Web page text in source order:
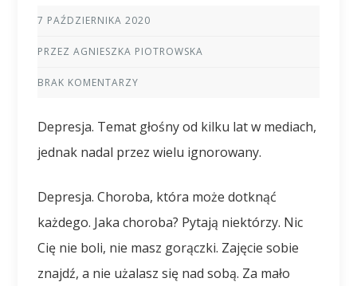
7 PAŹDZIERNIKA 2020
PRZEZ AGNIESZKA PIOTROWSKA
BRAK KOMENTARZY
Depresja. Temat głośny od kilku lat w mediach,
jednak nadal przez wielu ignorowany.
Depresja. Choroba, która może dotknąć
każdego. Jaka choroba? Pytają niektórzy. Nic
Cię nie boli, nie masz gorączki. Zajęcie sobie
znajdź, a nie użalasz się nad sobą. Za mało